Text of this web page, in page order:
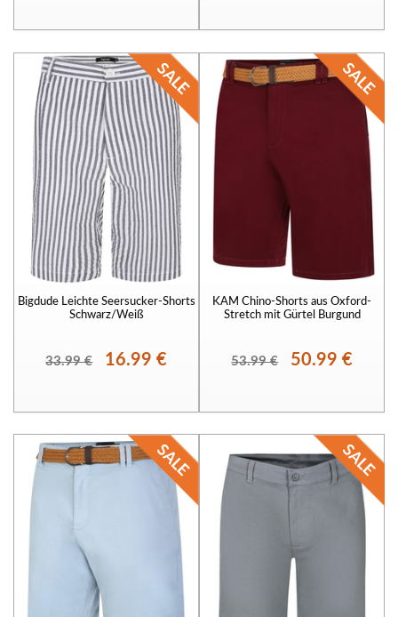
Bigdude Leichte Seersucker-Shorts
Schwarz/Weiß
33.99 € 16.99 €
KAM Chino-Shorts aus Oxford-
Stretch mit Gürtel Burgund
53.99 € 50.99 €